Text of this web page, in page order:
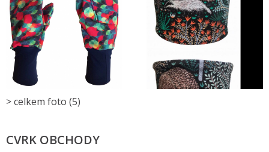
> celkem foto (5)
CVRK OBCHODY